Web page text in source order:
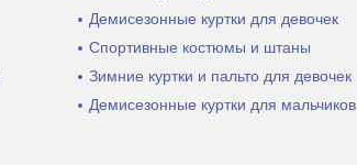
Демисезонные куртки для девочек
Спортивные костюмы и штаны
Зимние куртки и пальто для девочек
Демисезонные куртки для мальчиков